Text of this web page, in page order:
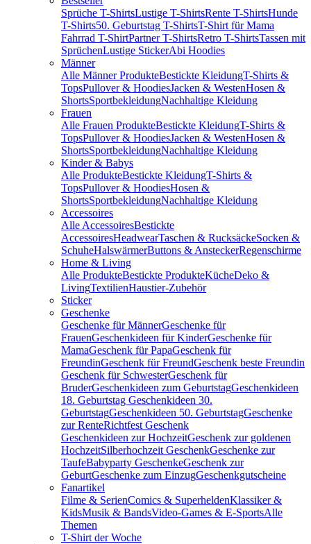
Sprüche T-ShirtsLustige T-ShirtsRente T-ShirtsHunde
T-Shirts50. Geburtstag T-ShirtsT-Shirt für Mama
Fahrrad T-ShirtPartner T-ShirtsRetro T-ShirtsTassen mit
SprüchenLustige StickerAbi Hoodies
Männer
Alle Männer ProdukteBestickte KleidungT-Shirts &
TopsPullover & HoodiesJacken & WestenHosen &
ShortsSportbekleidungNachhaltige Kleidung
Frauen
Alle Frauen ProdukteBestickte KleidungT-Shirts &
TopsPullover & HoodiesJacken & WestenHosen &
ShortsSportbekleidungNachhaltige Kleidung
Kinder & Babys
Alle ProdukteBestickte KleidungT-Shirts &
TopsPullover & HoodiesHosen &
ShortsSportbekleidungNachhaltige Kleidung
Accessoires
Alle AccessoiresBestickte
AccessoiresHeadwearTaschen & RucksäckeSocken &
SchuheHalswärmerButtons & AnsteckerRegenschirme
Home & Living
Alle ProdukteBestickte ProdukteKücheDeko &
LivingTextilienHaustier-Zubehör
Sticker
Geschenke
Geschenke für MännerGeschenke für
FrauenGeschenkideen für KinderGeschenke für
MamaGeschenk für PapaGeschenk für
FreundinGeschenk für FreundGeschenk beste Freundin
Geschenk für SchwesterGeschenk für
BruderGeschenkideen zum GeburtstagGeschenkideen
18. Geburtstag Geschenkideen 30.
GeburtstagGeschenkideen 50. GeburtstagGeschenke
zur RenteRichtfest Geschenk
Geschenkideen zur HochzeitGeschenk zur goldenen
HochzeitSilberhochzeit GeschenkGeschenke zur
TaufeBabyparty GeschenkeGeschenk zur
GeburtGeschenke zum EinzugGeschenkgutscheine
Fanartikel
Filme & SerienComics & SuperheldenKlassiker &
KidsMusik & BandsVideo-Games & E-SportsAlle
Themen
T-Shirt der Woche